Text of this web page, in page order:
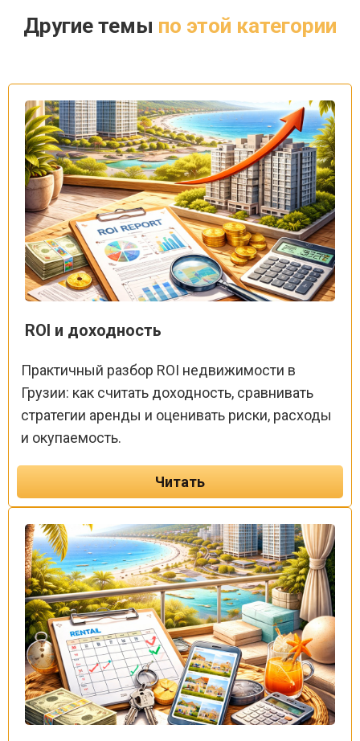
Другие темы по этой категории
ROI и доходность
Практичный разбор ROI недвижимости в
Грузии: как считать доходность, сравнивать
стратегии аренды и оценивать риски, расходы
и окупаемость.
Читать